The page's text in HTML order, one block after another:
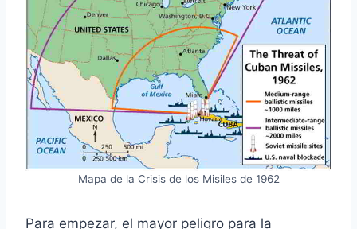
Mapa de la Crisis de los Misiles de 1962
Para empezar, el mayor peligro para la